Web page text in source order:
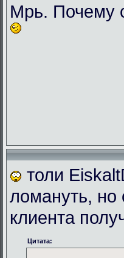
Мрь. Почему
толи
ломануть, но
клиента
Цитата: